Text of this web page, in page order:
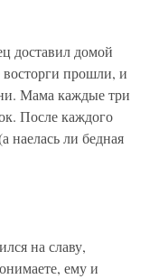
доставил домой
прошли, и
Мама каждые три
После каждого
наелась ли бедная
на славу,
ему и